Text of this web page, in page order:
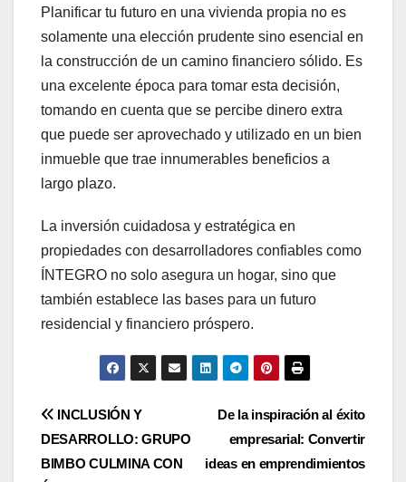
Planificar tu futuro en una vivienda propia no es
solamente una elección prudente sino esencial en
la construcción de un camino financiero sólido. Es
una excelente época para tomar esta decisión,
tomando en cuenta que se percibe dinero extra
que puede ser aprovechado y utilizado en un bien
inmueble que trae innumerables beneficios a
largo plazo.
La inversión cuidadosa y estratégica en
propiedades con desarrolladores confiables como
ÍNTEGRO no solo asegura un hogar, sino que
también establece las bases para un futuro
residencial y financiero próspero.
Navegación
de
De la inspiración al éxito
empresarial: Convertir
ideas en emprendimientos
INCLUSIÓN Y
DESARROLLO: GRUPO
BIMBO CULMINA CON